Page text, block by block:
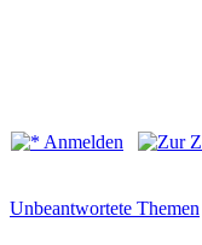
Anmelden
Unbeantwortete Themen